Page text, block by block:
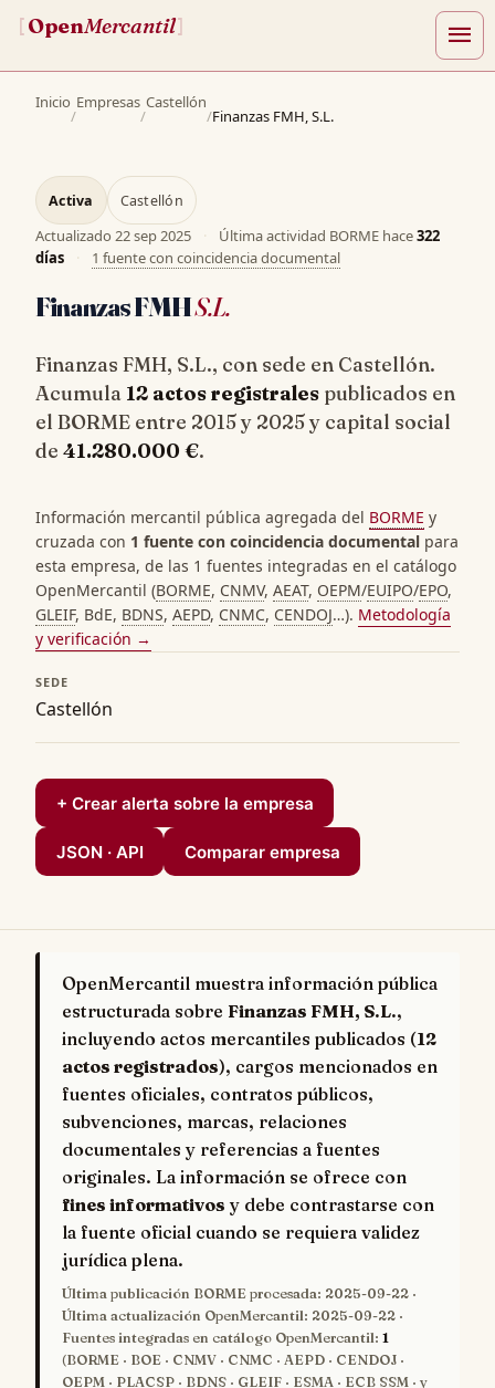
[OpenMercantil] menu
Inicio
/
Empresas
/
Castellón
/Finanzas FMH, S.L.
Activa Castellón
Actualizado 22 sep 2025 · Última actividad BORME hace322
días
· 1 fuente con coincidencia documental
Finanzas FMHS.L.
Finanzas FMH, S.L., con sede en Castellón.
Acumula 12 actos registrales publicados en
el BORME entre 2015 y 2025 y capital social
de 41.280.000 €.
Información mercantil pública agregada del BORME y
cruzada con 1 fuente con coincidencia documental para
esta empresa, de las 1 fuentes integradas en el catálogo
OpenMercantil (BORME, CNMV, AEAT, OEPM/EUIPO/EPO,
GLEIF, BdE, BDNS, AEPD, CNMC, CENDOJ…). Metodología
y verificación →
SEDE
Castellón
+ Crear alerta sobre la empresa
JSON · API Comparar empresa
OpenMercantil muestra información pública
estructurada sobre Finanzas FMH, S.L.,
incluyendo actos mercantiles publicados (12
actos registrados), cargos mencionados en
fuentes oficiales, contratos públicos,
subvenciones, marcas, relaciones
documentales y referencias a fuentes
originales. La información se ofrece con
fines informativos y debe contrastarse con
la fuente oficial cuando se requiera validez
jurídica plena.
Última publicación BORME procesada: 2025-09-22 ·
Última actualización OpenMercantil: 2025-09-22 ·
Fuentes integradas en catálogo OpenMercantil: 1
(BORME · BOE · CNMV · CNMC · AEPD · CENDOJ ·
OEPM · PLACSP · BDNS · GLEIF · ESMA · ECB SSM · y